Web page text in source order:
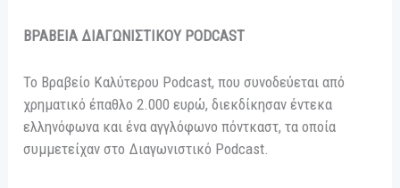
ΒΡΑΒΕΙΑ ΔΙΑΓΩΝΙΣΤΙΚΟΥ PODCAST
Το Βραβείο Καλύτερου Podcast, που συνοδεύεται από
χρηματικό έπαθλο 2.000 ευρώ, διεκδίκησαν έντεκα
ελληνόφωνα και ένα αγγλόφωνο πόντκαστ, τα οποία
συμμετείχαν στο Διαγωνιστικό Podcast.